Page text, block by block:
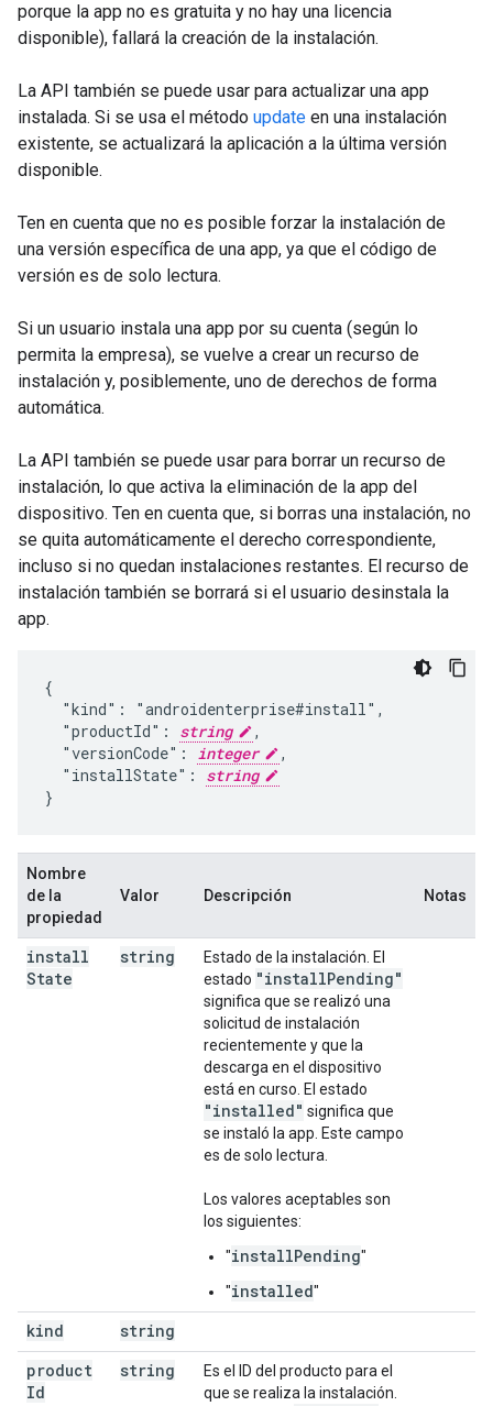
porque la app no es gratuita y no hay una licencia
disponible), fallará la creación de la instalación.
La API también se puede usar para actualizar una app
instalada. Si se usa el método update en una instalación
existente, se actualizará la aplicación a la última versión
disponible.
Ten en cuenta que no es posible forzar la instalación de
una versión específica de una app, ya que el código de
versión es de solo lectura.
Si un usuario instala una app por su cuenta (según lo
permita la empresa), se vuelve a crear un recurso de
instalación y, posiblemente, uno de derechos de forma
automática.
La API también se puede usar para borrar un recurso de
instalación, lo que activa la eliminación de la app del
dispositivo. Ten en cuenta que, si borras una instalación, no
se quita automáticamente el derecho correspondiente,
incluso si no quedan instalaciones restantes. El recurso de
instalación también se borrará si el usuario desinstala la
app.
{
  "kind": "androidenterprise#install",
  "productId":
string
,
  "versionCode":
integer
,
  "installState":
string
}
Nombre
de la
propiedad
Valor Descripción Notas
install
State
string
Estado de la instalación. El
estado "installPending"
significa que se realizó una
solicitud de instalación
recientemente y que la
descarga en el dispositivo
está en curso. El estado
"installed" significa que
se instaló la app. Este campo
es de solo lectura.
Los valores aceptables son
los siguientes:
"installPending"
"installed"
kind
string
product
Id
string
Es el ID del producto para el
que se realiza la instalación.